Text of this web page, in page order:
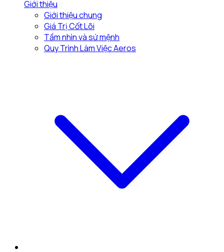
Giới thiệu
Giới thiệu chung
Giá Trị Cốt Lõi
Tầm nhìn và sứ mệnh
Quy Trình Làm Việc Aeros